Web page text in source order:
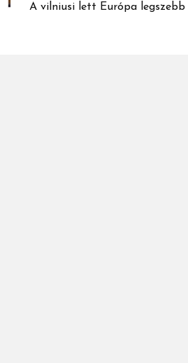
A vilniusi lett Európa legszebb